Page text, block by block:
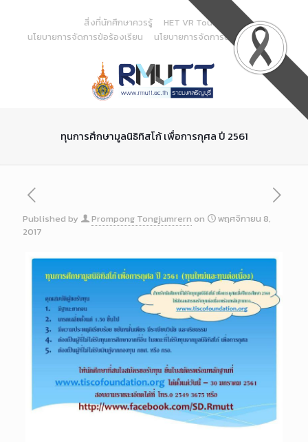
Content
สิ่งที่นักศึกษาควรรู้
HET VR Tour
นโยบายการจัดการข้อร้องเรียน
นโยบายการจัดการด้านสารสนเทศ
ทุนการศึกษามูลนิธิทิสโก้ เพื่อการกุศล ปี 2561
Published by Prompong Tongjumrern on
พฤศจิกายน 8,
2017